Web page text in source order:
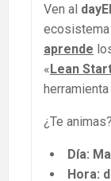
Ven al
ecosistema
aprende
«Lean
herramienta
¿Te
Día:
Hora: